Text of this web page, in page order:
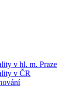
v hl. m. Praze
v ČR